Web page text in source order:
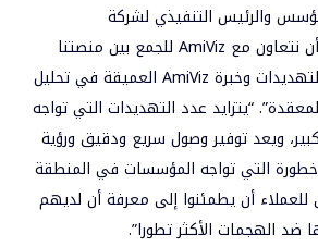
والرئيس التنفيذي لشركة
PolySwarm: “يسعدنا أن نتعاون مع AmiViz للجمع بين منصتنا
المتطورة للكشف عن التهديدات وخبرة AmiViz العميقة في تحليل
“يتزايد عدد التهديدات التي تواجه
ويعد توفير وصول سريع ودقيق ورؤية
خطورة التي تواجه المؤسسات في المنطقة
للعملاء أن يطمئنوا إلى معرفة أن لديهم
ضد الهجمات الأكثر تطورا”.